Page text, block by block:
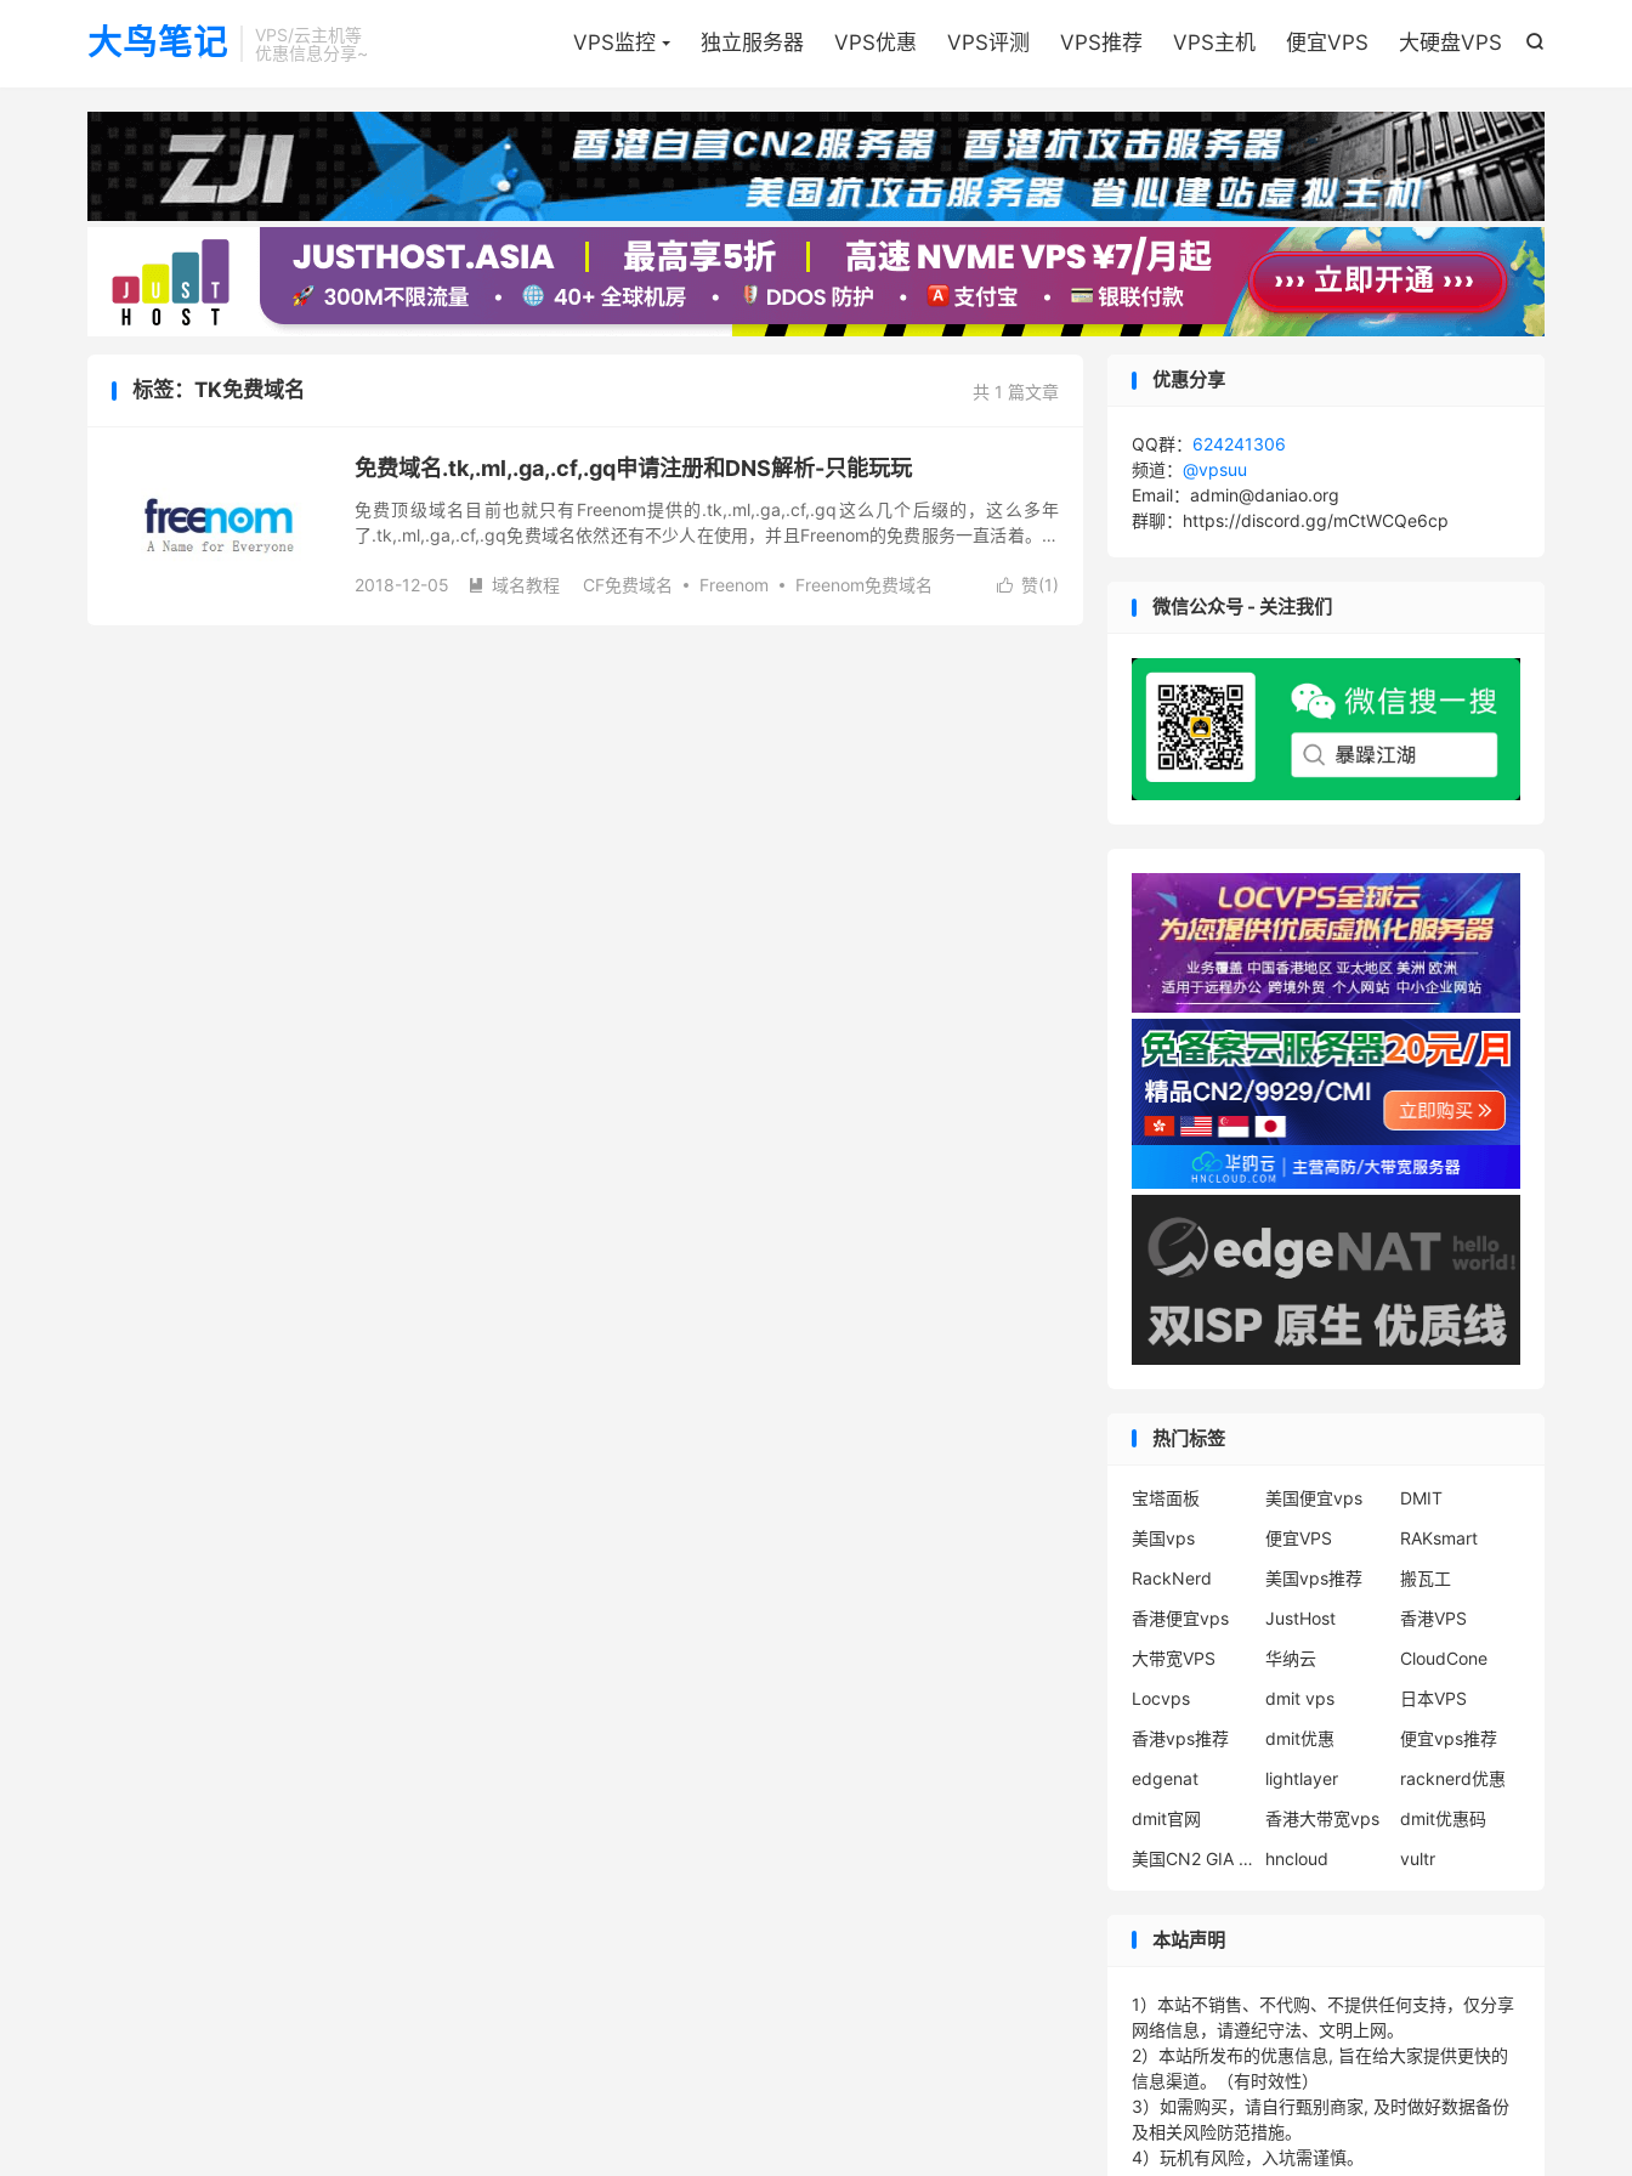
大鸟笔记
VPS/云主机等
优惠信息分享~

VPS监控 独立服务器 VPS优惠 VPS评测 VPS推荐 VPS主机 便宜VPS 大硬盘VPS
共 1 篇文章
标签：TK免费域名
免费域名.tk,.ml,.ga,.cf,.gq申请注册和DNS解析-只能玩玩
免费顶级域名目前也就只有Freenom提供的.tk,.ml,.ga,.cf,.gq这么几个后缀的，这么多年
了.tk,.ml,.ga,.cf,.gq免费域名依然还有不少人在使用，并且Freenom的免费服务一直活着。这
 赞(1)
2018-12-05  域名教程 CF免费域名 Freenom
Freenom免费域名
优惠分享
QQ群： 624241306
频道： @vpsuu
Email：admin@daniao.org
群聊：https://discord.gg/mCtWCQe6cp
微信公众号 - 关注我们
热门标签
宝塔面板 美国便宜vps
DMIT
美国vps
便宜VPS
RAKsmart
RackNerd
美国vps推荐
搬瓦工
香港便宜vps
JustHost
香港VPS
大带宽VPS
华纳云
CloudCone
Locvps
dmit vps
日本VPS
香港vps推荐
dmit优惠
便宜vps推荐
edgenat
lightlayer
racknerd优惠
dmit官网
香港大带宽vps
dmit优惠码
美国CN2 GIA VPS
hncloud vultr
本站声明
1）本站不销售、不代购、不提供任何支持，仅分享
网络信息，请遵纪守法、文明上网。
2）本站所发布的优惠信息, 旨在给大家提供更快的
信息渠道。（有时效性）
3）如需购买，请自行甄别商家, 及时做好数据备份
及相关风险防范措施。
4）玩机有风险，入坑需谨慎。